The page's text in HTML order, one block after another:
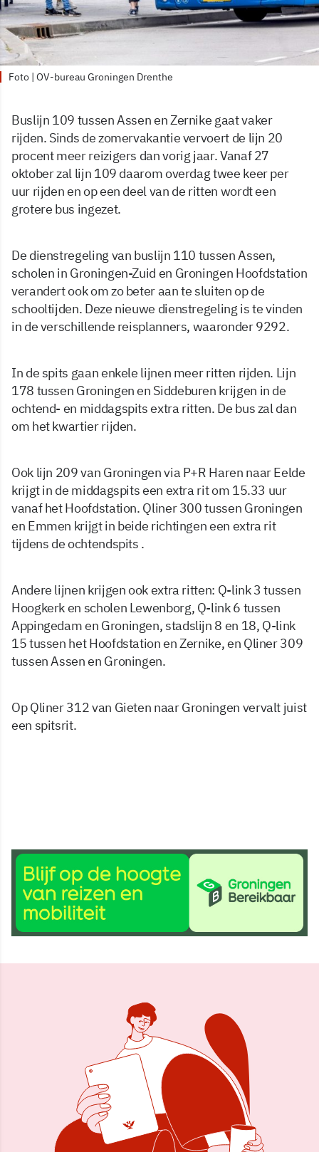
Foto | OV-bureau Groningen Drenthe
Buslijn 109 tussen Assen en Zernike gaat vaker
rijden. Sinds de zomervakantie vervoert de lijn 20
procent meer reizigers dan vorig jaar. Vanaf 27
oktober zal lijn 109 daarom overdag twee keer per
uur rijden en op een deel van de ritten wordt een
grotere bus ingezet.
De dienstregeling van buslijn 110 tussen Assen,
scholen in Groningen-Zuid en Groningen Hoofdstation
verandert ook om zo beter aan te sluiten op de
schooltijden. Deze nieuwe dienstregeling is te vinden
in de verschillende reisplanners, waaronder 9292.
In de spits gaan enkele lijnen meer ritten rijden. Lijn
178 tussen Groningen en Siddeburen krijgen in de
ochtend- en middagspits extra ritten. De bus zal dan
om het kwartier rijden.
Ook lijn 209 van Groningen via P+R Haren naar Eelde
krijgt in de middagspits een extra rit om 15.33 uur
vanaf het Hoofdstation. Qliner 300 tussen Groningen
en Emmen krijgt in beide richtingen een extra rit
tijdens de ochtendspits .
Andere lijnen krijgen ook extra ritten: Q-link 3 tussen
Hoogkerk en scholen Lewenborg, Q-link 6 tussen
Appingedam en Groningen, stadslijn 8 en 18, Q-link
15 tussen het Hoofdstation en Zernike, en Qliner 309
tussen Assen en Groningen.
Op Qliner 312 van Gieten naar Groningen vervalt juist
een spitsrit.
18 okt 2025, 14:53
Delen